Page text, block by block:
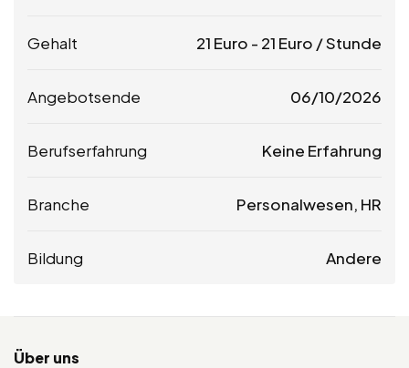
Gehalt 21 Euro - 21 Euro / Stunde
Angebotsende 06/10/2026
Berufserfahrung Keine Erfahrung
Branche Personalwesen, HR
Bildung Andere
Über uns